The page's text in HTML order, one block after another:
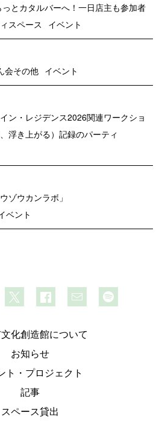
っとカタルバーへ！一日店主も参加者
スペース イベント
会その他 イベント
ン・レジデンス2026関連ワークショ
浮き上がる）記録のパーティ
ゾウカンラボ」
ベント
化創造館について
お知らせ
ト・プロジェクト
記事
スペース貸出